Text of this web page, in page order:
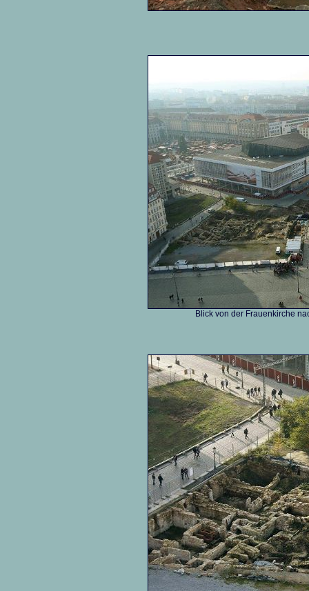
Blick von der Frauenkirche